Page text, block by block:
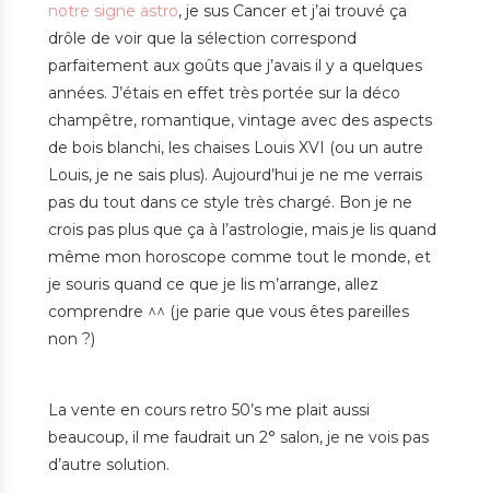
notre signe astro, je sus Cancer et j’ai trouvé ça
drôle de voir que la sélection correspond
parfaitement aux goûts que j’avais il y a quelques
années. J’étais en effet très portée sur la déco
champêtre, romantique, vintage avec des aspects
de bois blanchi, les chaises Louis XVI (ou un autre
Louis, je ne sais plus). Aujourd’hui je ne me verrais
pas du tout dans ce style très chargé. Bon je ne
crois pas plus que ça à l’astrologie, mais je lis quand
même mon horoscope comme tout le monde, et
je souris quand ce que je lis m’arrange, allez
comprendre ^^ (je parie que vous êtes pareilles
non ?)
La vente en cours retro 50’s me plait aussi
beaucoup, il me faudrait un 2° salon, je ne vois pas
d’autre solution.